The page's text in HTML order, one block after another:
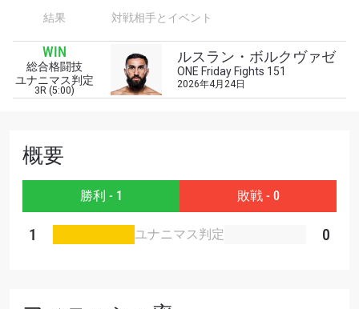
結果 対戦相手とイベント
WIN
総合格闘技
ユナニマス判定
3R (5:00)
ルスラン・ボルクヴァゼ
ONE Friday Fights 151
2026年4月24日
概要
勝利 - 1 敗戦 - 0
1 ユナニマス判定 0
対戦相手
ハイライトを見る
最新情報をゲット
ュース、特別オファー、ライブイベントの最高の
席をゲットするため今すぐ登録を！
Eメール
名前（ローマ字で記入）
様は、いつでも配信を停止することができます。